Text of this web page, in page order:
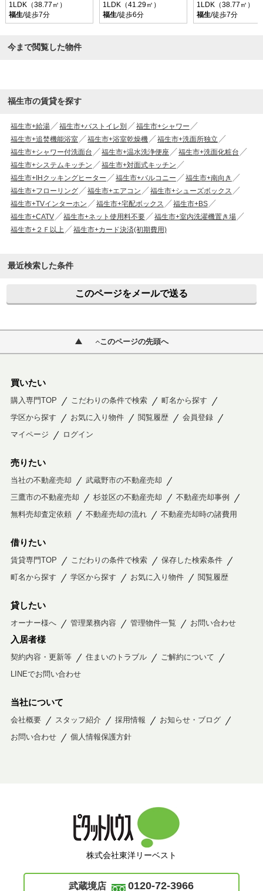
1LDK（38.77㎡）
福生/徒歩7分
1LDK（41.29㎡）
福生/徒歩6分
1LDK（38.77㎡）
福生/徒歩7分
今まで閲覧した物件
福生市の賃貸を探す
福生市+給湯 福生市+バストイレ別
福生市+シャワー
福生市+追焚機能浴室
福生市+浴室乾燥機
福生市+洗面所独立
福生市+シャワー付洗面台
福生市+温水洗浄便座
福生市+洗面化粧台
福生市+システムキッチン
福生市+対面式キッチン
福生市+IHクッキングヒーター
福生市+バルコニー
福生市+南向き
福生市+フローリング
福生市+エアコン
福生市+シューズボックス
福生市+TVインターホン
福生市+宅配ボックス
福生市+BS
福生市+CATV
福生市+ネット使用料不要
福生市+室内洗濯機置き場
福生市+２Ｆ以上
福生市+カード決済(初期費用)
最近検索した条件
このページをメールで送る
このページの先頭へ
買いたい
購入専門TOP こだわりの条件で検索
町名から探す
学区から探す
お気に入り物件 閲覧履歴
会員登録
マイページ
ログイン
売りたい
当社の不動産売却
武蔵野市の不動産売却
三鷹市の不動産売却
杉並区の不動産売却
不動産売却事例
無料売却査定依頼
不動産売却の流れ 不動産売却時の諸費用
借りたい
賃貸専門TOP こだわりの条件で検索
保存した検索条件
町名から探す
学区から探す お気に入り物件 閲覧履歴
貸したい
オーナー様へ 管理業務内容 管理物件一覧 お問い合わせ
入居者様
契約内容・更新等 住まいのトラブル
ご解約について
LINEでお問い合わせ
当社について
会社概要 スタッフ紹介 採用情報
お知らせ・ブログ
お問い合わせ
個人情報保護方針
株式会社東洋リーベスト
武蔵境店 0120-72-3966